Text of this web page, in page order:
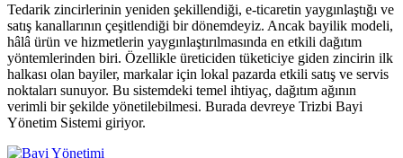
Tedarik zincirlerinin yeniden şekillendiği, e-ticaretin yaygınlaştığı ve
satış kanallarının çeşitlendiği bir dönemdeyiz. Ancak bayilik modeli,
hâlâ ürün ve hizmetlerin yaygınlaştırılmasında en etkili dağıtım
yöntemlerinden biri. Özellikle üreticiden tüketiciye giden zincirin ilk
halkası olan bayiler, markalar için lokal pazarda etkili satış ve servis
noktaları sunuyor. Bu sistemdeki temel ihtiyaç, dağıtım ağının
verimli bir şekilde yönetilebilmesi. Burada devreye Trizbi Bayi
Yönetim Sistemi giriyor.